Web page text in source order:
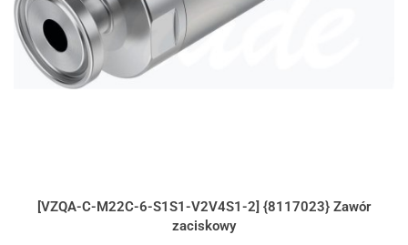
[VZQA-C-M22C-6-S1S1-V2V4S1-2] {8117023} Zawór
zaciskowy